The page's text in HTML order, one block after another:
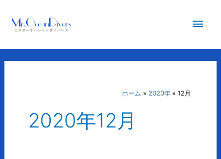
メ
ホーム 2020年 12月
2020年12月